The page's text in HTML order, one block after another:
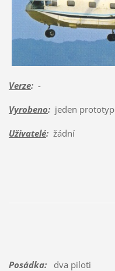
Verze:-
Vyrobeno:jeden prototyp
Uživatelé:žádní
Posádka:dva piloti